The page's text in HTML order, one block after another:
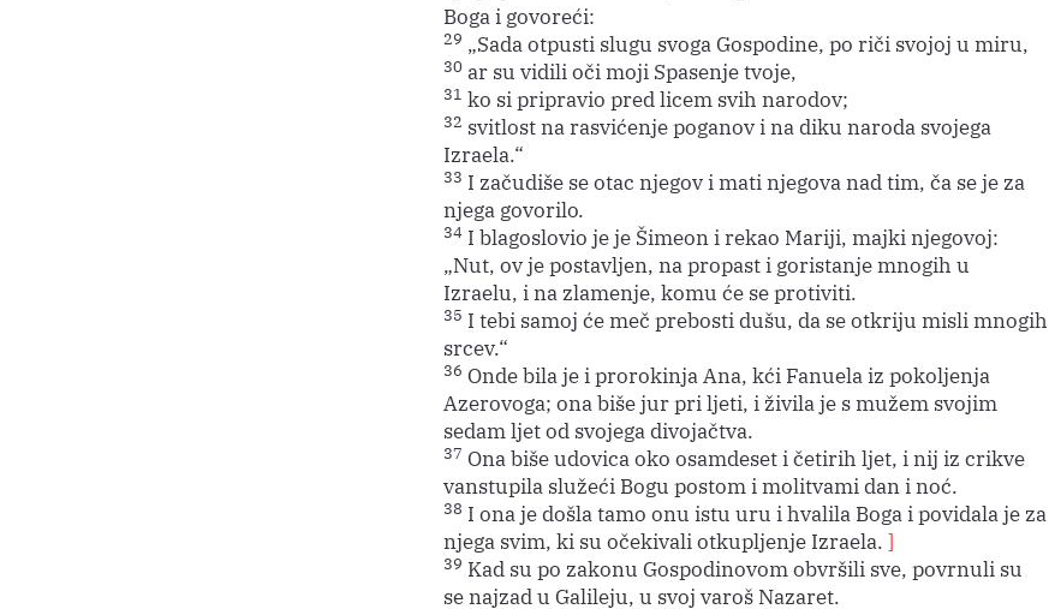
Boga i govoreći:
29 „Sada otpusti slugu svoga Gospodine, po riči svojoj u miru,
30ar su vidili oči moji Spasenje tvoje,
31 ko si pripravio pred licem svih narodov;
32 svitlost na rasvićenje poganov i na diku naroda svojega
Izraela.“
33 I začudiše se otac njegov i mati njegova nad tim, ča se je za
njega govorilo.
34I blagoslovio je je Šimeon i rekao Mariji, majki njegovoj:
„Nut, ov je postavljen, na propast i goristanje mnogih u
Izraelu, i na zlamenje, komu će se protiviti.
35 I tebi samoj će meč prebosti dušu, da se otkriju misli mnogih
srcev.“
36 Onde bila je i prorokinja Ana, kći Fanuela iz pokoljenja
Azerovoga; ona biše jur pri ljeti, i živila je s mužem svojim
sedam ljet od svojega divojačtva.
37 Ona biše udovica oko osamdeset i četirih ljet, i nij iz crikve
vanstupila služeći Bogu postom i molitvami dan i noć.
38 I ona je došla tamo onu istu uru i hvalila Boga i povidala je za
njega svim, ki su očekivali otkupljenje Izraela. ]
39 Kad su po zakonu Gospodinovom obvršili sve, povrnuli su
se najzad u Galileju, u svoj varoš Nazaret.